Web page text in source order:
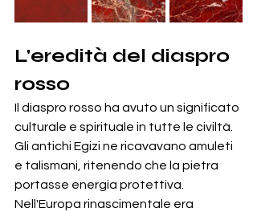
L'eredità del diaspro
rosso
Il diaspro rosso ha avuto un significato
culturale e spirituale in tutte le civiltà.
Gli antichi Egizi ne ricavavano amuleti
e talismani, ritenendo che la pietra
portasse energia protettiva.
Nell'Europa rinascimentale era